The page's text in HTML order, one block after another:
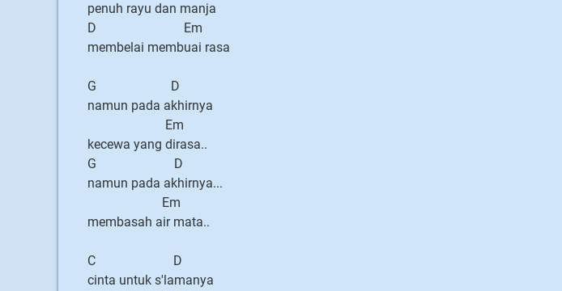
penuh rayu dan manja
D Em
membelai membuai rasa
G D
namun pada akhirnya
Em
kecewa yang dirasa..
G D
namun pada akhirnya...
Em
membasah air mata..
C D
cinta untuk s'lamanya